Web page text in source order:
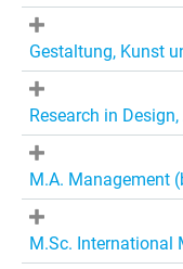
Gestaltung, Kunst
Research in
M.A. Management
M.Sc. International